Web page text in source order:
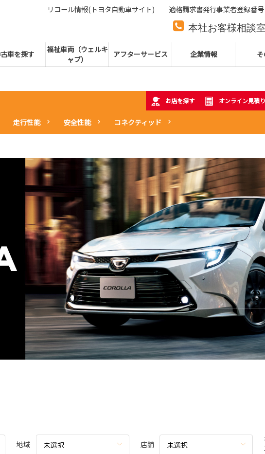
本社お客様相談室
本社代表電話番号
車を探す
福祉車両（ウェルキ
ャブ）
アフターサービス 企業情報
リコール情報(トヨタ自動車サイト) 適格請求書発行事業者登録番号
お店を探す オンライン見積り
走行性能 安全性能 コネクティッド
地域 未選択 店舗 未選択